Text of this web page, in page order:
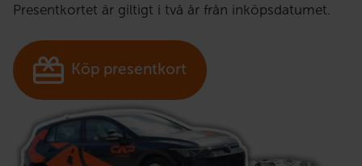
Presentkortet är giltigt i två år från inköpsdatumet.
Köp presentkort